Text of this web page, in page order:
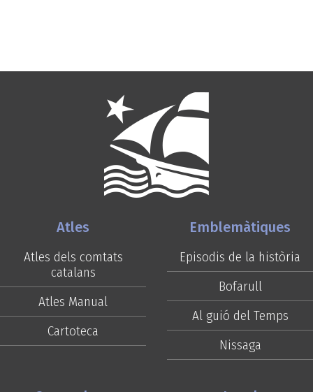
Atles
Atles dels comtats
catalans
Atles Manual
Cartoteca
Emblemàtiques
Episodis de la història
Bofarull
Al guió del Temps
Nissaga